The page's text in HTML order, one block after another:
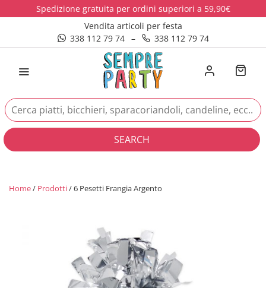
Spedizione gratuita per ordini superiori a 59,90€
Vendita articoli per festa
338 112 79 74
– 338 112 79 74
SEARCH
Home/ Prodotti/ 6 Pesetti Frangia Argento